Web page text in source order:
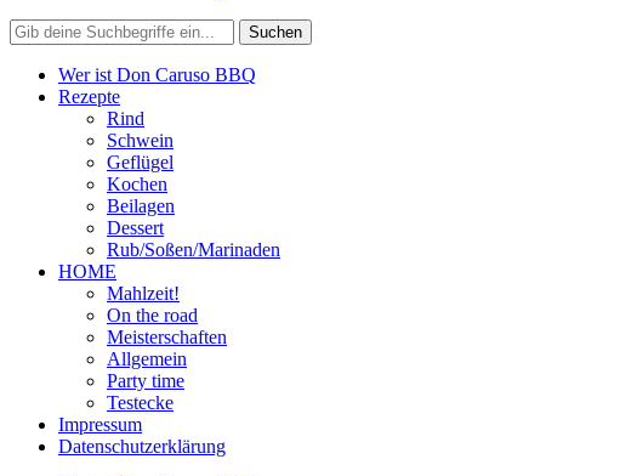
Wer ist Don Caruso BBQ
Rezepte
Rind
Schwein
Geflügel
Kochen
Beilagen
Dessert
Rub/Soßen/Marinaden
HOME
Mahlzeit!
On the road
Meisterschaften
Allgemein
Party time
Testecke
Impressum
Datenschutzerklärung